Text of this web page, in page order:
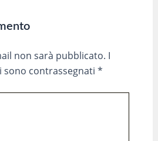
non sarà pubblicato. I
contrassegnati *